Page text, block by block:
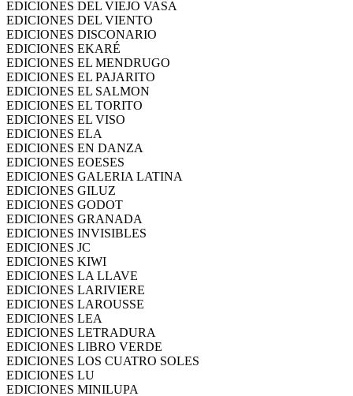
EDICIONES DEL VIEJO VASA
EDICIONES DEL VIENTO
EDICIONES DISCONARIO
EDICIONES EKARÉ
EDICIONES EL MENDRUGO
EDICIONES EL PAJARITO
EDICIONES EL SALMON
EDICIONES EL TORITO
EDICIONES EL VISO
EDICIONES ELA
EDICIONES EN DANZA
EDICIONES EOESES
EDICIONES GALERIA LATINA
EDICIONES GILUZ
EDICIONES GODOT
EDICIONES GRANADA
EDICIONES INVISIBLES
EDICIONES JC
EDICIONES KIWI
EDICIONES LA LLAVE
EDICIONES LARIVIERE
EDICIONES LAROUSSE
EDICIONES LEA
EDICIONES LETRADURA
EDICIONES LIBRO VERDE
EDICIONES LOS CUATRO SOLES
EDICIONES LU
EDICIONES MINILUPA